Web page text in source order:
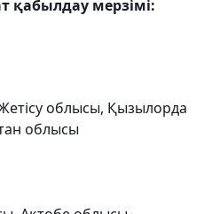
қабылдау мерзімі:
облысы, Қызылорда
облысы